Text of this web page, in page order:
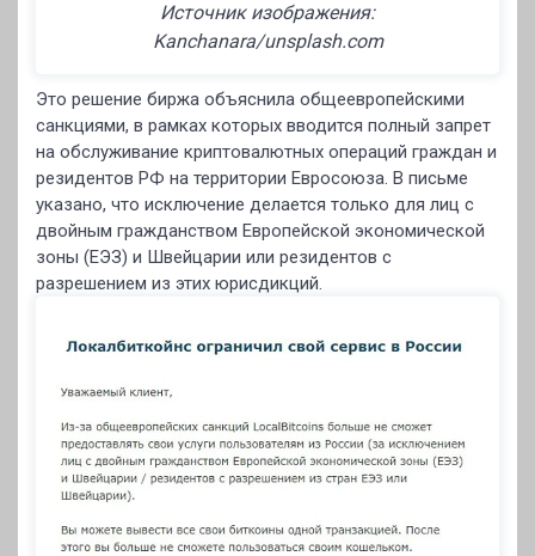
Источник изображения:
Kanchanara/unsplash.com
Это решение биржа объяснила общеевропейскими
санкциями, в рамках которых вводится полный запрет
на обслуживание криптовалютных операций граждан и
резидентов РФ на территории Евросоюза. В письме
указано, что исключение делается только для лиц с
двойным гражданством Европейской экономической
зоны (ЕЭЗ) и Швейцарии или резидентов с
разрешением из этих юрисдикций.